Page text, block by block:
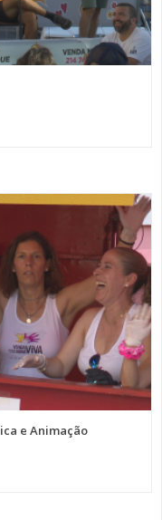
e Animação